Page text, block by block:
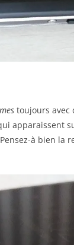
toujours avec
apparaissent
à bien